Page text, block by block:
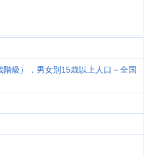
級），男女別15歳以上人口－全国